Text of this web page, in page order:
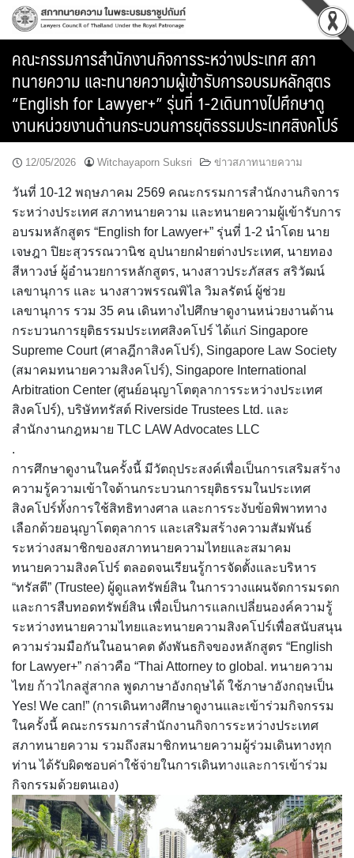
Skip
คณะกรรมการสำนักงานกิจการระหว่างประเทศ สภา
ทนายความ และทนายความผู้เข้ารับการอบรมหลักสูตร
“English for Lawyer+” รุ่นที่ 1-2เดินทางไปศึกษาดู
งานหน่วยงานด้านกระบวนการยุติธรรมประเทศสิงคโปร์
12/05/2026 Witchayaporn Suksri ข่าวสภาทนายความ
วันที่ 10-12 พฤษภาคม 2569 คณะกรรมการสำนักงานกิจการ
ระหว่างประเทศ สภาทนายความ และทนายความผู้เข้ารับการ
อบรมหลักสูตร “English for Lawyer+” รุ่นที่ 1-2 นำโดย นาย
เจษฎา ปิยะสุวรรณวานิช อุปนายกฝ่ายต่างประเทศ, นายทอง
สีหาวงษ์ ผู้อำนวยการหลักสูตร, นางสาวประภัสสร สริวัฒน์
เลขานุการ และ นางสาวพรรณพิไล วิมลรัตน์ ผู้ช่วย
เลขานุการ รวม 35 คน เดินทางไปศึกษาดูงานหน่วยงานด้าน
กระบวนการยุติธรรมประเทศสิงคโปร์ ได้แก่ Singapore
Supreme Court (ศาลฎีกาสิงคโปร์), Singapore Law Society
(สมาคมทนายความสิงคโปร์), Singapore International
Arbitration Center (ศูนย์อนุญาโตตุลาการระหว่างประเทศ
สิงคโปร์), บริษัททรัสต์ Riverside Trustees Ltd. และ
สำนักงานกฎหมาย TLC LAW Advocates LLC
.
การศึกษาดูงานในครั้งนี้ มีวัตถุประสงค์เพื่อเป็นการเสริมสร้าง
ความรู้ความเข้าใจด้านกระบวนการยุติธรรมในประเทศ
สิงคโปร์ทั้งการใช้สิทธิทางศาล และการระงับข้อพิพาททาง
เลือกด้วยอนุญาโตตุลาการ และเสริมสร้างความสัมพันธ์
ระหว่างสมาชิกของสภาทนายความไทยและสมาคม
ทนายความสิงคโปร์ ตลอดจนเรียนรู้การจัดตั้งและบริหาร
“ทรัสตี” (Trustee) ผู้ดูแลทรัพย์สิน ในการวางแผนจัดการมรดก
และการสืบทอดทรัพย์สิน เพื่อเป็นการแลกเปลี่ยนองค์ความรู้
ระหว่างทนายความไทยและทนายความสิงคโปร์เพื่อสนับสนุน
ความร่วมมือกันในอนาคต ดังพันธกิจของหลักสูตร “English
for Lawyer+” กล่าวคือ “Thai Attorney to global. ทนายความ
ไทย ก้าวไกลสู่สากล พูดภาษาอังกฤษได้ ใช้ภาษาอังกฤษเป็น
Yes! We can!” (การเดินทางศึกษาดูงานและเข้าร่วมกิจกรรม
ในครั้งนี้ คณะกรรมการสำนักงานกิจการระหว่างประเทศ
สภาทนายความ รวมถึงสมาชิกทนายความผู้ร่วมเดินทางทุก
ท่าน ได้รับผิดชอบค่าใช้จ่ายในการเดินทางและการเข้าร่วม
กิจกรรมด้วยตนเอง)